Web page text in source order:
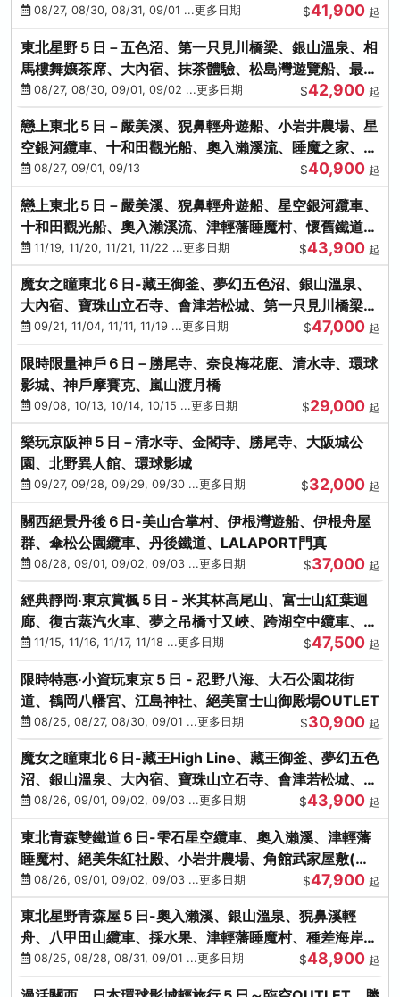
牡蠣、握壽司體驗
08/27, 08/30, 08/31, 09/01 ...更多日期 $41,900 起
東北星野５日－五色沼、第一只見川橋梁、銀山溫泉、相
馬樓舞孃茶席、大內宿、抹茶體驗、松島灣遊覽船、最上
川輕舟、螃蟹御膳
08/27, 08/30, 09/01, 09/02 ...更多日期 $42,900 起
戀上東北５日－嚴美溪、猊鼻輕舟遊船、小岩井農場、星
空銀河纜車、十和田觀光船、奧入瀨溪流、睡魔之家、朱
紅社殿（仙台／青森）
08/27, 09/01, 09/13 $40,900 起
戀上東北５日－嚴美溪、猊鼻輕舟遊船、星空銀河纜車、
十和田觀光船、奧入瀨溪流、津輕藩睡魔村、懷舊鐵道
（青森／仙台）
11/19, 11/20, 11/21, 11/22 ...更多日期 $43,900 起
魔女之瞳東北６日-藏王御釜、夢幻五色沼、銀山溫泉、
大內宿、寶珠山立石寺、會津若松城、第一只見川橋梁、
燒肉吃到飽
09/21, 11/04, 11/11, 11/19 ...更多日期 $47,000 起
限時限量神戶６日－勝尾寺、奈良梅花鹿、清水寺、環球
影城、神戶摩賽克、嵐山渡月橋
09/08, 10/13, 10/14, 10/15 ...更多日期 $29,000 起
樂玩京阪神５日－清水寺、金閣寺、勝尾寺、大阪城公
園、北野異人館、環球影城
09/27, 09/28, 09/29, 09/30 ...更多日期 $32,000 起
關西絕景丹後６日-美山合掌村、伊根灣遊船、伊根舟屋
群、傘松公園纜車、丹後鐵道、LALAPORT門真
08/28, 09/01, 09/02, 09/03 ...更多日期 $37,000 起
經典靜岡‧東京賞楓５日 - 米其林高尾山、富士山紅葉迴
廊、復古蒸汽火車、夢之吊橋寸又峽、跨湖空中纜車、抹
茶體驗、三溪園
11/15, 11/16, 11/17, 11/18 ...更多日期 $47,500 起
限時特惠‧小資玩東京５日 - 忍野八海、大石公園花街
道、鶴岡八幡宮、江島神社、絕美富士山御殿場OUTLET
08/25, 08/27, 08/30, 09/01 ...更多日期 $30,900 起
魔女之瞳東北６日-藏王High Line、藏王御釜、夢幻五色
沼、銀山溫泉、大內宿、寶珠山立石寺、會津若松城、燒
肉吃到飽
08/26, 09/01, 09/02, 09/03 ...更多日期 $43,900 起
東北青森雙鐵道６日-雫石星空纜車、奧入瀨溪、津輕藩
睡魔村、絕美朱紅社殿、小岩井農場、角館武家屋敷(不
進免稅店)
08/26, 09/01, 09/02, 09/03 ...更多日期 $47,900 起
東北星野青森屋５日-奧入瀨溪、銀山溫泉、猊鼻溪輕
舟、八甲田山纜車、採水果、津輕藩睡魔村、種差海岸、
法式料理(不進免稅店)
08/25, 08/28, 08/31, 09/01 ...更多日期 $48,900 起